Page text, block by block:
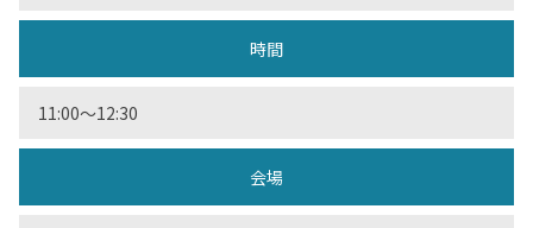
時間
11:00〜12:30
会場